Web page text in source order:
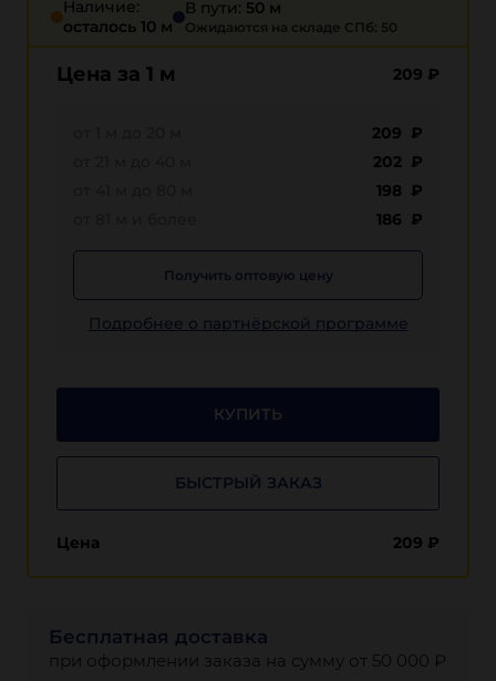
Наличие:
осталось 10 м
В пути: 50 м
Ожидаются на складе СПб: 50
Цена за 1 м 209 ₽
209 ₽
202 ₽
198 ₽
186 ₽
Получить оптовую цену
Подробнее о партнёрской программе
КУПИТЬ
БЫСТРЫЙ ЗАКАЗ
Цена 209 ₽
Бесплатная доставка
при оформлении заказа на сумму от 50 000 ₽